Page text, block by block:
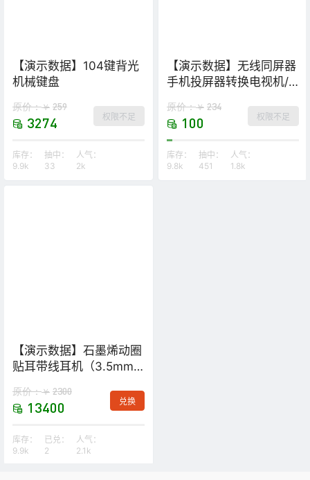
【演示数据】104键背光
机械键盘
原价：￥ 259
3274 权限不足
库存：
9.9k
抽中：
33
人气：
2k
【演示数据】无线同屏器
手机投屏器转换电视机/
原价：￥ 234
100 权限不足
库存：
9.8k
抽中：
451
人气：
1.8k
【演示数据】石墨烯动圈
贴耳带线耳机（3.5mm
原价：￥ 2300
13400 兑换
库存：
9.9k
已兑：
2
人气：
2.1k